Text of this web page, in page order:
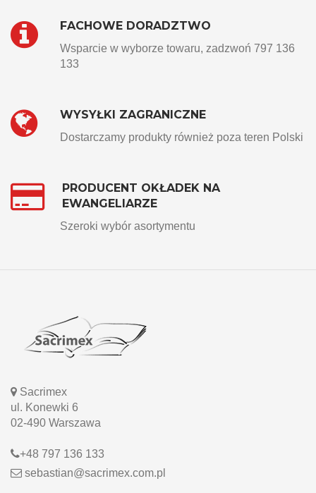
FACHOWE DORADZTWO
Wsparcie w wyborze towaru, zadzwoń 797 136
133
WYSYŁKI ZAGRANICZNE
Dostarczamy produkty również poza teren Polski
PRODUCENT OKŁADEK NA
EWANGELIARZE
Szeroki wybór asortymentu
Sacrimex
ul. Konewki 6
02-490 Warszawa
+48 797 136 133
sebastian@sacrimex.com.pl